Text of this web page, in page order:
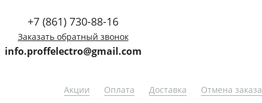
+7 (861) 730-88-16
Заказать обратный звонок
info.proffelectro@gmail.com
Акции Оплата Доставка Отмена заказа